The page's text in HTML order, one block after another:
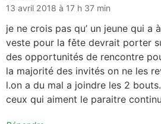
13 avril 2018 à 17 h 37 min
je ne crois pas qu’ un jeune qui a
veste pour la fěte devrait porter
des opportunités de rencontre
la majorité des invités on ne les
l.on a du mal a joindre les 2
ceux qui aiment le paraitre